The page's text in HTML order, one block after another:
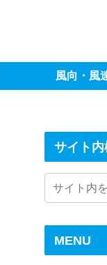
風向・風
サイト内
MENU